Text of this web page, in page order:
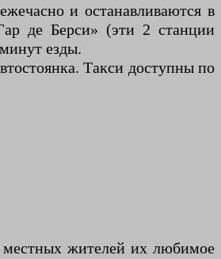
и останавливаются в
де Берси» (эти 2 станции
езды.
Такси доступны по
местных жителей их любимое